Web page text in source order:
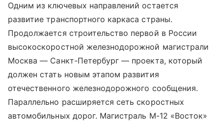
Одним из ключевых направлений остается
развитие транспортного каркаса страны.
Продолжается строительство первой в России
высокоскоростной железнодорожной магистрали
Москва — Санкт-Петербург — проекта, который
должен стать новым этапом развития
отечественного железнодорожного сообщения.
Параллельно расширяется сеть скоростных
автомобильных дорог. Магистраль М-12 «Восток»